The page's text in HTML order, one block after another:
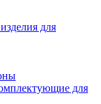
для
для